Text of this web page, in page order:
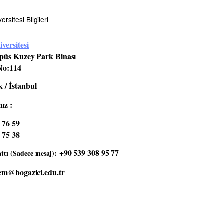
Bilgileri
Kuzey Park Binası
/ İstanbul
:
59
38
(Sadece mesaj): +90 539 308 95 77